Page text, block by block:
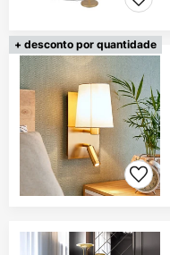
+ desconto por quantidade